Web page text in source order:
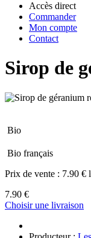
Accès direct
Commander
Mon compte
Contact
Sirop de
Bio
Bio français
Prix de vente : 7.90 €
7.90 €
Choisir une livraison